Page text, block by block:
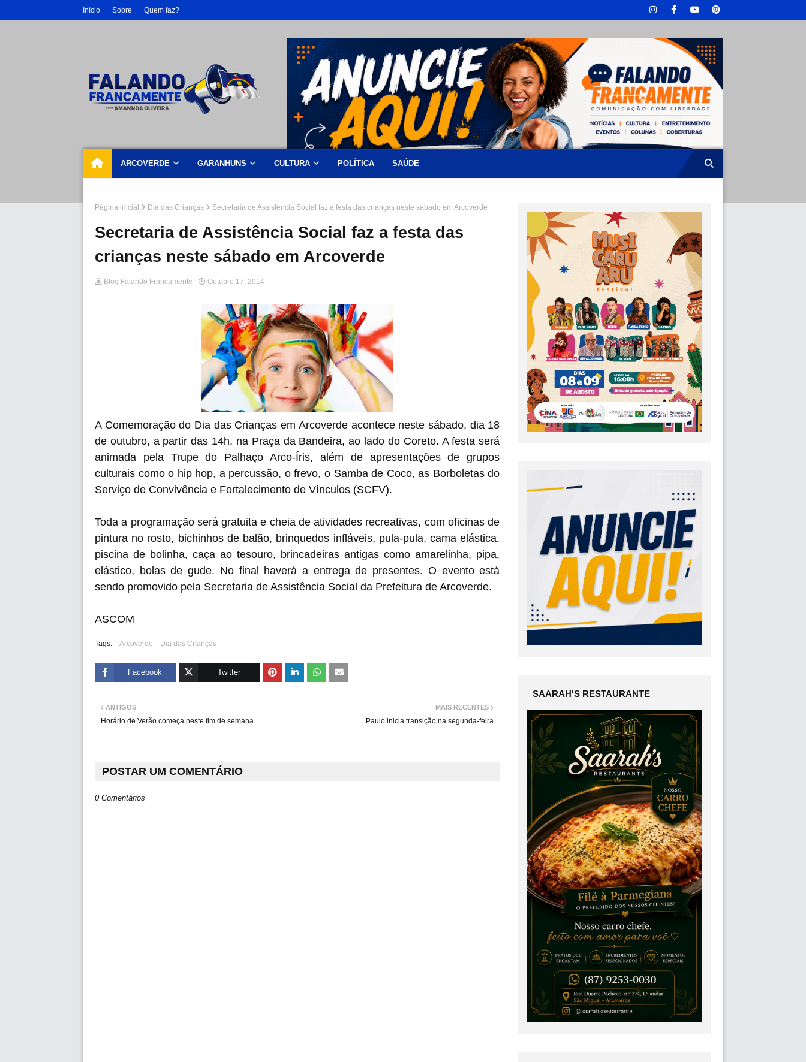
Início Sobre Quem faz?
ARCOVERDE GARANHUNS CULTURA POLÍTICA SAÚDE
Página inicial Dia das Crianças Secretaria de Assistência Social faz a festa das crianças neste sábado em Arcoverde
Secretaria de Assistência Social faz a festa das
crianças neste sábado em Arcoverde
Blog Falando Francamente Outubro 17, 2014
A Comemoração do Dia das Crianças em Arcoverde acontece neste sábado, dia 18
de outubro, a partir das 14h, na Praça da Bandeira, ao lado do Coreto. A festa será
animada pela Trupe do Palhaço Arco-Íris, além de apresentações de grupos
culturais como o hip hop, a percussão, o frevo, o Samba de Coco, as Borboletas do
Serviço de Convivência e Fortalecimento de Vínculos (SCFV).
Toda a programação será gratuita e cheia de atividades recreativas, com oficinas de
pintura no rosto, bichinhos de balão, brinquedos infláveis, pula-pula, cama elástica,
piscina de bolinha, caça ao tesouro, brincadeiras antigas como amarelinha, pipa,
elástico, bolas de gude. No final haverá a entrega de presentes. O evento está
sendo promovido pela Secretaria de Assistência Social da Prefeitura de Arcoverde.
ASCOM
Tags: Arcoverde Dia das Crianças
Facebook Twitter
MAIS RECENTES
Paulo inicia transição na segunda-feira
ANTIGOS
Horário de Verão começa neste fim de semana
POSTAR UM COMENTÁRIO
0 Comentários
SAARAH'S RESTAURANTE